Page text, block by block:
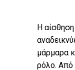
Η
μάρμαρα
ρόλο. Από